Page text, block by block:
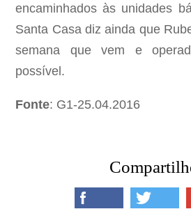
encaminhados às unidades
Santa Casa diz ainda que
semana que vem e
possível.
Fonte: G1-25.04.2016